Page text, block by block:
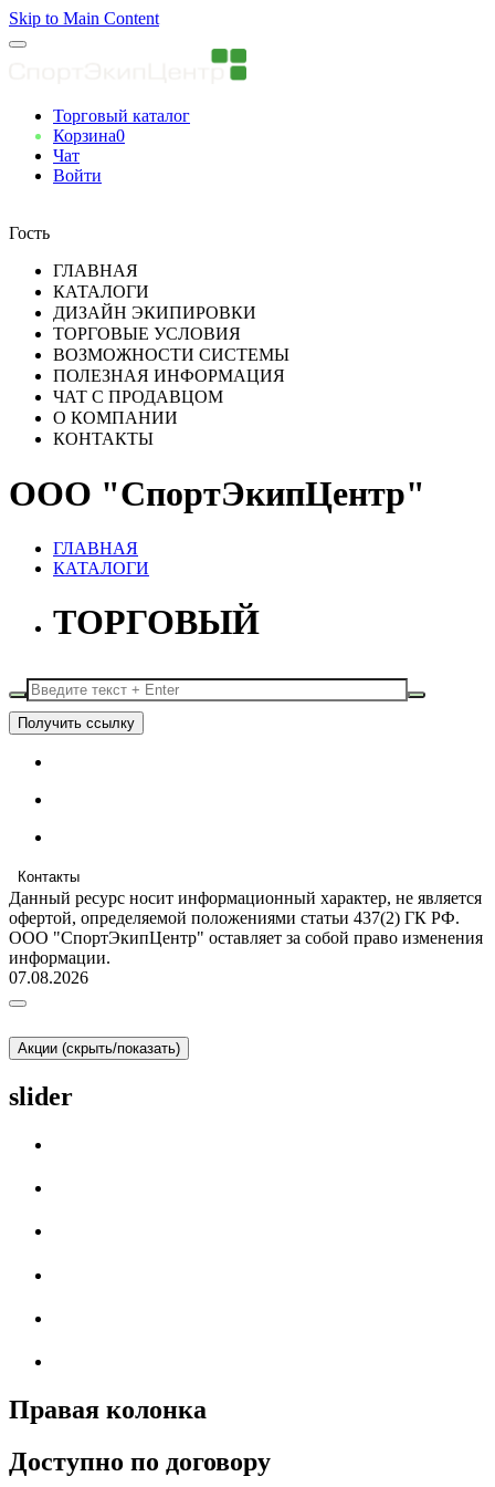
Skip to Main Content
Торговый каталог
Корзина0
Чат
Войти
Гость
ГЛАВНАЯ
КАТАЛОГИ
ДИЗАЙН ЭКИПИРОВКИ
ТОРГОВЫЕ УСЛОВИЯ
ВОЗМОЖНОСТИ СИСТЕМЫ
ПОЛЕЗНАЯ ИНФОРМАЦИЯ
ЧАТ С ПРОДАВЦОМ
О КОМПАНИИ
КОНТАКТЫ
ООО "СпортЭкипЦентр"
ГЛАВНАЯ
КАТАЛОГИ
ТОРГОВЫЙ
Получить ссылку
Контакты
Данный ресурс носит информационный характер, не является
офертой, определяемой положениями статьи 437(2) ГК РФ.
ООО "СпортЭкипЦентр" оставляет за собой право изменения
информации.
07.08.2026
Акции (скрыть/показать)
slider
Правая колонка
Доступно по договору